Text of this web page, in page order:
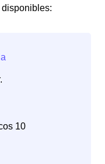
disponibles: